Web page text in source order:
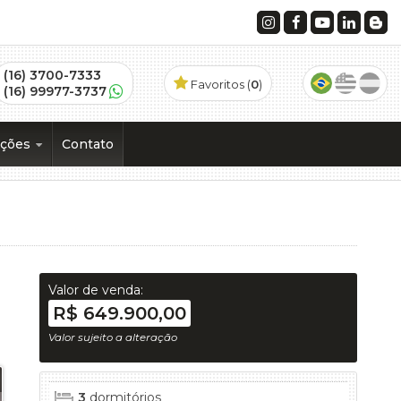
(16) 3700-7333
(16) 99977-3737
Favoritos (0)
(1)
(1)
Contato
Valor de venda:
R$ 649.900,00
Valor sujeito a alteração
3 dormitórios